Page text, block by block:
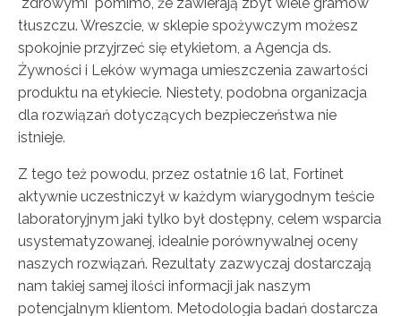
tłuszczu. Wreszcie, w sklepie spożywczym możesz
spokojnie przyjrzeć się etykietom, a Agencja ds.
Żywności i Leków wymaga umieszczenia zawartości
produktu na etykiecie. Niestety, podobna organizacja
dla rozwiązań dotyczących bezpieczeństwa nie
istnieje.
Z tego też powodu, przez ostatnie 16 lat, Fortinet
aktywnie uczestniczył w każdym wiarygodnym teście
laboratoryjnym jaki tylko był dostępny, celem wsparcia
usystematyzowanej, idealnie porównywalnej oceny
naszych rozwiązań. Rezultaty zazwyczaj dostarczają
nam takiej samej ilości informacji jak naszym
potencjalnym klientom. Metodologia badań dostarcza